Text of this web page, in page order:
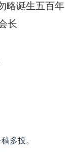
略诞生五百年
长
多投。